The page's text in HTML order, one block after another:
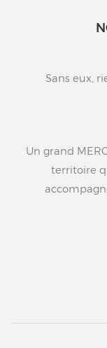
Sans eux,
Un grand
territoire